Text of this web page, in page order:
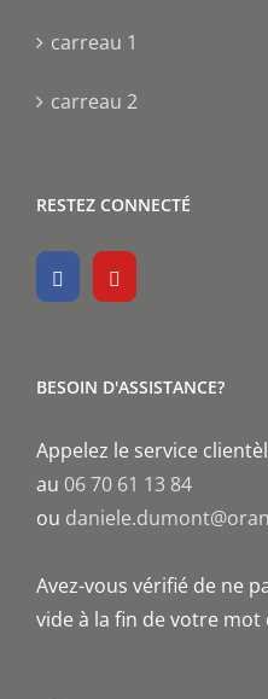
carreau 1
carreau 2
RESTEZ CONNECTÉ
BESOIN D'ASSISTANCE?
Appelez le service
au 06 70 61 13 84
ou
Avez-vous vérifié de ne
vide à la fin de votre mot